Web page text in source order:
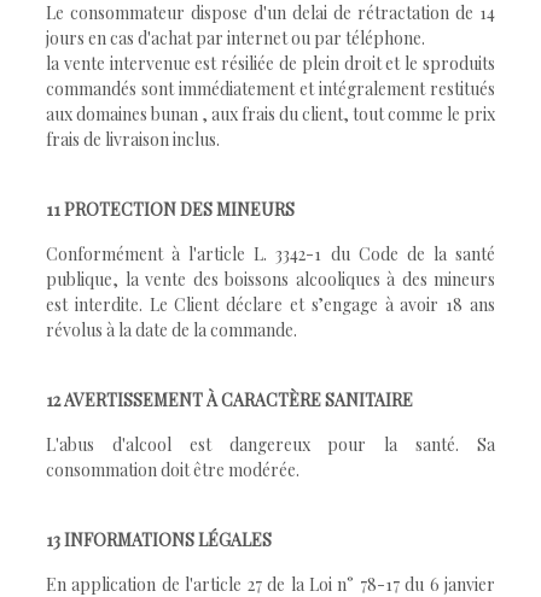
Le consommateur dispose d'un delai de rétractation de 14
jours en cas d'achat par internet ou par téléphone.
la vente intervenue est résiliée de plein droit et le sproduits
commandés sont immédiatement et intégralement restitués
aux domaines bunan , aux frais du client, tout comme le prix
frais de livraison inclus.
11 PROTECTION DES MINEURS
Conformément à l'article L. 3342-1 du Code de la santé
publique, la vente des boissons alcooliques à des mineurs
est interdite. Le Client déclare et s’engage à avoir 18 ans
révolus à la date de la commande.
12 AVERTISSEMENT À CARACTÈRE SANITAIRE
L'abus d'alcool est dangereux pour la santé. Sa
consommation doit être modérée.
13 INFORMATIONS LÉGALES
En application de l'article 27 de la Loi n° 78-17 du 6 janvier